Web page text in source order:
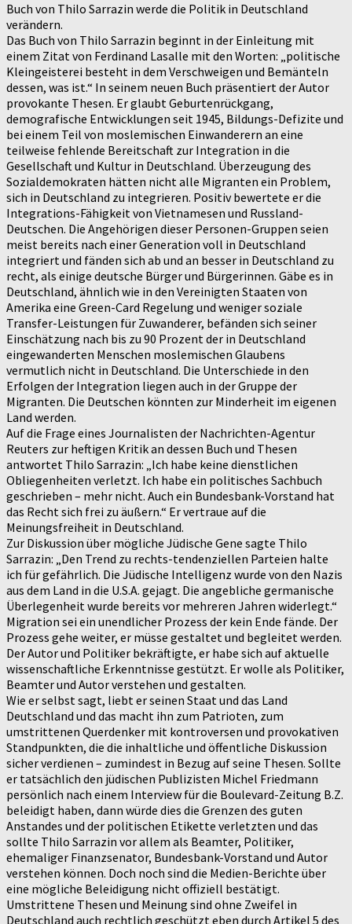
Buch von Thilo Sarrazin werde die Politik in Deutschland
verändern.
Das Buch von Thilo Sarrazin beginnt in der Einleitung mit
einem Zitat von Ferdinand Lasalle mit den Worten: „politische
Kleingeisterei besteht in dem Verschweigen und Bemänteln
dessen, was ist.“ In seinem neuen Buch präsentiert der Autor
provokante Thesen. Er glaubt Geburtenrückgang,
demografische Entwicklungen seit 1945, Bildungs-Defizite und
bei einem Teil von moslemischen Einwanderern an eine
teilweise fehlende Bereitschaft zur Integration in die
Gesellschaft und Kultur in Deutschland. Überzeugung des
Sozialdemokraten hätten nicht alle Migranten ein Problem,
sich in Deutschland zu integrieren. Positiv bewertete er die
Integrations-Fähigkeit von Vietnamesen und Russland-
Deutschen. Die Angehörigen dieser Personen-Gruppen seien
meist bereits nach einer Generation voll in Deutschland
integriert und fänden sich ab und an besser in Deutschland zu
recht, als einige deutsche Bürger und Bürgerinnen. Gäbe es in
Deutschland, ähnlich wie in den Vereinigten Staaten von
Amerika eine Green-Card Regelung und weniger soziale
Transfer-Leistungen für Zuwanderer, befänden sich seiner
Einschätzung nach bis zu 90 Prozent der in Deutschland
eingewanderten Menschen moslemischen Glaubens
vermutlich nicht in Deutschland. Die Unterschiede in den
Erfolgen der Integration liegen auch in der Gruppe der
Migranten. Die Deutschen könnten zur Minderheit im eigenen
Land werden.
Auf die Frage eines Journalisten der Nachrichten-Agentur
Reuters zur heftigen Kritik an dessen Buch und Thesen
antwortet Thilo Sarrazin: „Ich habe keine dienstlichen
Obliegenheiten verletzt. Ich habe ein politisches Sachbuch
geschrieben – mehr nicht. Auch ein Bundesbank-Vorstand hat
das Recht sich frei zu äußern.“ Er vertraue auf die
Meinungsfreiheit in Deutschland.
Zur Diskussion über mögliche Jüdische Gene sagte Thilo
Sarrazin: „Den Trend zu rechts-tendenziellen Parteien halte
ich für gefährlich. Die Jüdische Intelligenz wurde von den Nazis
aus dem Land in die U.S.A. gejagt. Die angebliche germanische
Überlegenheit wurde bereits vor mehreren Jahren widerlegt.“
Migration sei ein unendlicher Prozess der kein Ende fände. Der
Prozess gehe weiter, er müsse gestaltet und begleitet werden.
Der Autor und Politiker bekräftigte, er habe sich auf aktuelle
wissenschaftliche Erkenntnisse gestützt. Er wolle als Politiker,
Beamter und Autor verstehen und gestalten.
Wie er selbst sagt, liebt er seinen Staat und das Land
Deutschland und das macht ihn zum Patrioten, zum
umstrittenen Querdenker mit kontroversen und provokativen
Standpunkten, die die inhaltliche und öffentliche Diskussion
sicher verdienen – zumindest in Bezug auf seine Thesen. Sollte
er tatsächlich den jüdischen Publizisten Michel Friedmann
persönlich nach einem Interview für die Boulevard-Zeitung B.Z.
beleidigt haben, dann würde dies die Grenzen des guten
Anstandes und der politischen Etikette verletzten und das
sollte Thilo Sarrazin vor allem als Beamter, Politiker,
ehemaliger Finanzsenator, Bundesbank-Vorstand und Autor
verstehen können. Doch noch sind die Medien-Berichte über
eine mögliche Beleidigung nicht offiziell bestätigt.
Umstrittene Thesen und Meinung sind ohne Zweifel in
Deutschland auch rechtlich geschützt eben durch Artikel 5 des